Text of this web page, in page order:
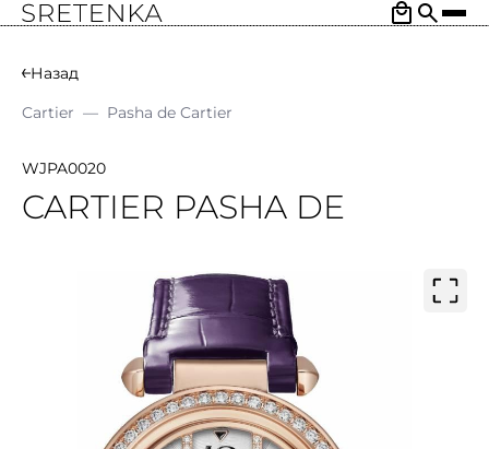
Назад
Cartier — Pasha de Cartier
WJPA0020
CARTIER PASHA DE